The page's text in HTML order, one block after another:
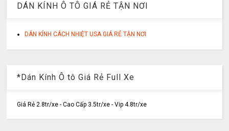
DÁN KÍNH Ô TÔ GIÁ RẺ TẬN NƠI
DÁN KÍNH CÁCH NHIỆT USA GIÁ RẺ TẬN NƠI
*Dán Kính Ô tô Giá Rẻ Full Xe
Giá Rẻ 2.8tr/xe - Cao Cấp 3.5tr/xe - Vip 4.8tr/xe